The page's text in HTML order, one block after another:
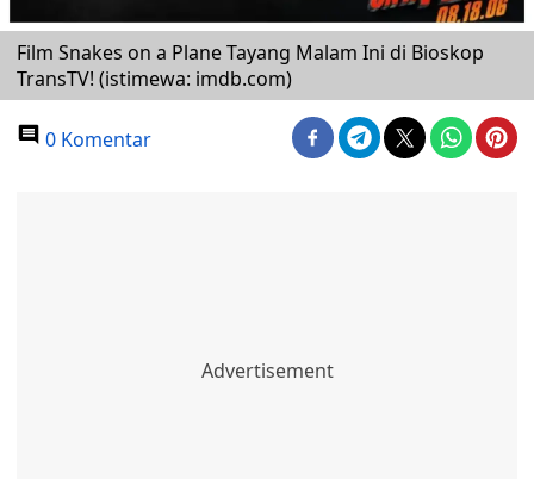
Film Snakes on a Plane Tayang Malam Ini di Bioskop
TransTV! (istimewa: imdb.com)
0 Komentar